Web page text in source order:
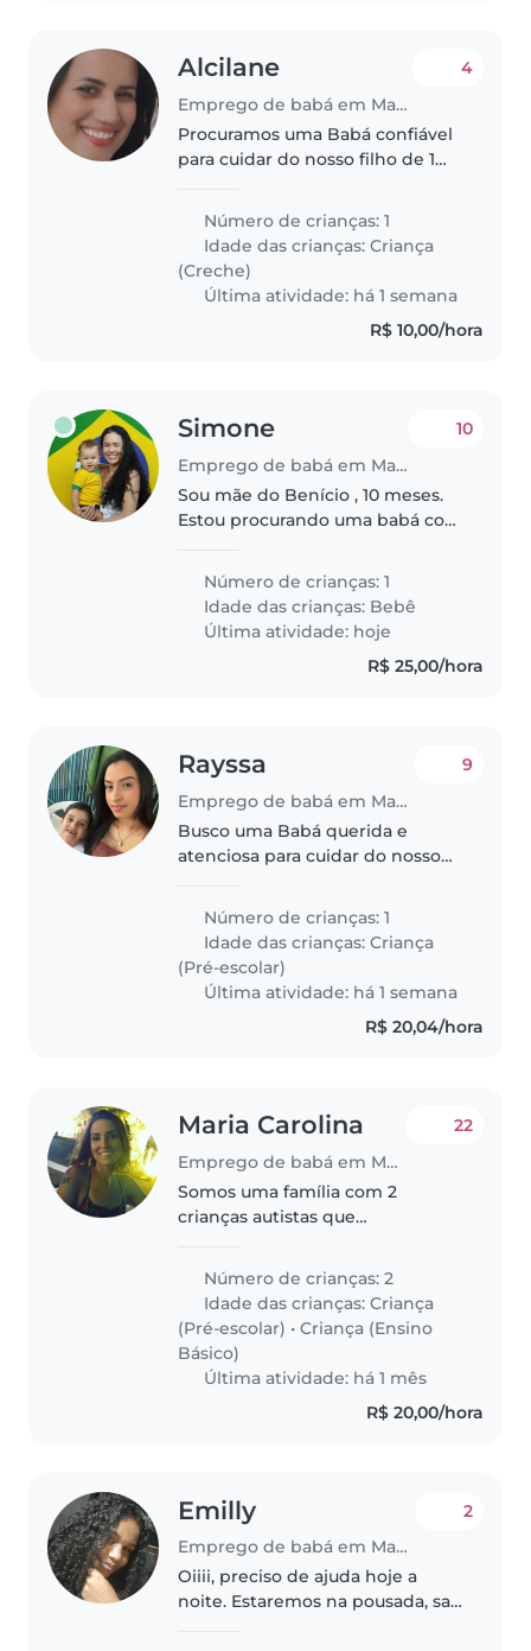
Alcilane
Emprego de babá em Maceió
4
Procuramos uma Babá confiável
para cuidar do nosso filho de 1
curiosidade e criatividade. Quem
se interessar deve gostar de
animais de estimação e ajudar
com tarefas..
Número de crianças: 1
Idade das crianças:Criança
(Creche)
Última atividade: há 1 semana
R$ 10,00/hora
Simone
Emprego de babá em Maceió
10
Sou mãe do Benício , 10 meses.
Estou procurando uma babá com
Número de crianças: 1
Idade das crianças: Bebê
Última atividade: hoje
R$ 25,00/hora
Rayssa
Emprego de babá em Maceió
9
Busco uma Babá querida e
atenciosa para cuidar do nosso
pré-escolar. Ideal que seja
paciente e brincalhona, capaz de
estimular sua curiosidade natural.
Número de crianças: 1
Idade das crianças:Criança
(Pré-escolar)
Última atividade: há 1 semana
R$ 20,04/hora
Maria Carolina
Emprego de babá em Maceió
22
Somos uma família com 2
crianças autistas que
próprios pais não conseguem se
organizar p ficar com eles. Não
precisamos desse..
Número de crianças: 2
Idade das crianças:Criança
(Pré-escolar) •Criança (Ensino
Básico)
Última atividade: há 1 mês
R$ 20,00/hora
Emilly
Emprego de babá em Maceió
2
Oiiii, preciso de ajuda hoje a
noite. Estaremos na pousada, sao